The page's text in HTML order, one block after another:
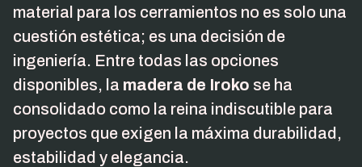
material para los cerramientos no es solo una
cuestión estética; es una decisión de
ingeniería. Entre todas las opciones
disponibles, la madera de Iroko se ha
consolidado como la reina indiscutible para
proyectos que exigen la máxima durabilidad,
estabilidad y elegancia.